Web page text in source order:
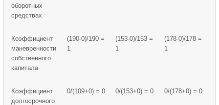
оборотных
средствах
Коэффициент
маневренности
собственного
капитала
(190-0)/190 =
1
(153-0)/153 =
1
(178-0)/178 =
1
Коэффициент
долгосрочного
0/(109+0) = 0 0/(153+0) = 0 0/(178+0) = 0